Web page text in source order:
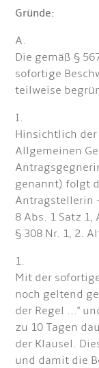
Gründe:
A.
Die gemäß §
sofortige
teilweise
I.
Hinsichtlich
Allgemeinen
genannt) folgt
Antragstellerin
8 Abs. 1 Satz 1,
§ 308 Nr. 1, 2.
1.
Mit der
noch geltend
der Regel ..."
zu 10 Tagen
der Klausel.
und damit die